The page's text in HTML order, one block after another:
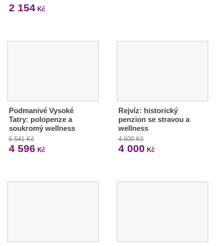
2 154 Kč
Podmanivé Vysoké
Tatry: polopenze a
soukromý wellness
6 541 Kč
4 596 Kč
Rejvíz: historický
penzion se stravou a
wellness
4 600 Kč
4 000 Kč